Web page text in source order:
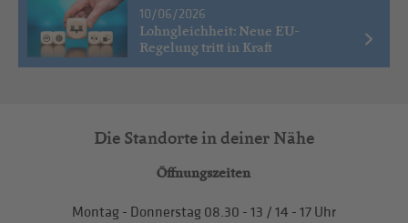
10/06/2026
Lohngleichheit: Neue EU-
Regelung tritt in Kraft
Die Standorte in deiner Nähe
Öffnungszeiten
Montag - Donnerstag 08.30 - 13 / 14 - 17 Uhr